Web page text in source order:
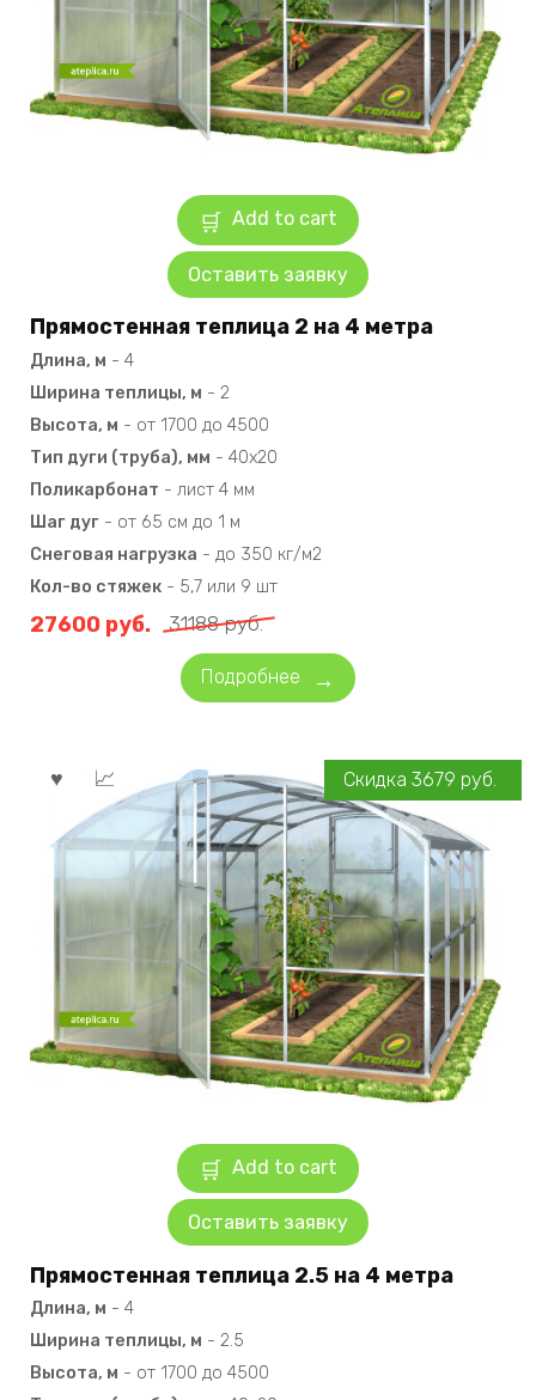
Add to cart
Оставить заявку
Прямостенная теплица 2 на 4 метра
Длина, м - 4
Ширина теплицы, м - 2
Высота, м - от 1700 до 4500
Тип дуги (труба), мм - 40х20
Поликарбонат - лист 4 мм
Шаг дуг - от 65 см до 1 м
Снеговая нагрузка - до 350 кг/м2
Кол-во стяжек - 5,7 или 9 шт
31188руб.
27600 руб.
Подробнее
Add to cart
Оставить заявку
Скидка 3679 руб.
Прямостенная теплица 2.5 на 4 метра
Длина, м - 4
Ширина теплицы, м - 2.5
Высота, м - от 1700 до 4500